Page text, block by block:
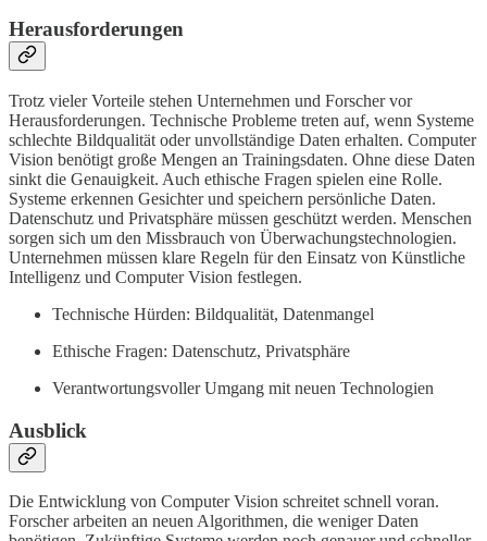
Herausforderungen
Trotz vieler Vorteile stehen Unternehmen und Forscher vor
Herausforderungen. Technische Probleme treten auf, wenn Systeme
schlechte Bildqualität oder unvollständige Daten erhalten. Computer
Vision benötigt große Mengen an Trainingsdaten. Ohne diese Daten
sinkt die Genauigkeit. Auch ethische Fragen spielen eine Rolle.
Systeme erkennen Gesichter und speichern persönliche Daten.
Datenschutz und Privatsphäre müssen geschützt werden. Menschen
sorgen sich um den Missbrauch von Überwachungstechnologien.
Unternehmen müssen klare Regeln für den Einsatz von Künstliche
Intelligenz und Computer Vision festlegen.
Technische Hürden: Bildqualität, Datenmangel
Ethische Fragen: Datenschutz, Privatsphäre
Verantwortungsvoller Umgang mit neuen Technologien
Ausblick
Die Entwicklung von Computer Vision schreitet schnell voran.
Forscher arbeiten an neuen Algorithmen, die weniger Daten